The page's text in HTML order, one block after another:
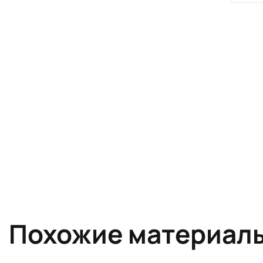
Похожие